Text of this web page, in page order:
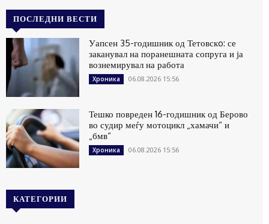
ПОСЛЕДНИ ВЕСТИ
Уапсен 35-годишник од Тетовскo: се
заканувал на поранешната сопруга и ја
вознемирувал на работа
Хроника 06.08.2026 15:56
Тешко повреден 16-годишник од Берово
во судир меѓу мотоцикл „хамачи“ и
„бмв“
Хроника 06.08.2026 15:56
КАТЕГОРИИ